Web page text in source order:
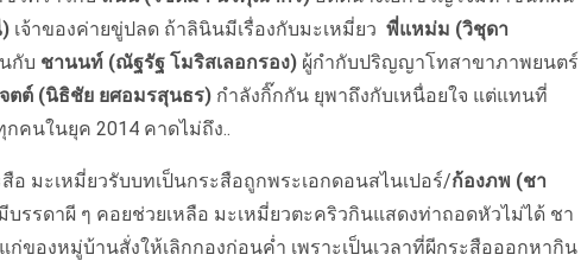
เจ้าของค่ายขู่ปลด ถ้าลินินมีเรื่องกับมะเหมี่ยวพี่แหม่ม (วิชุดา
กับ ชานนท์ (ณัฐรัฐ โมริสเลอกรอง) ผู้กำกับปริญญาโทสาขาภาพยนตร์
จตต์ (นิธิชัย ยศอมรสุนธร) กำลังกิ๊กกัน ยุพาถึงกับเหนื่อยใจ แต่แทนที่
กคนในยุค 2014 คาดไม่ถึง..
เหมี่ยวรับบทเป็นกระสือถูกพระเอกดอนสไนเปอร์/ก้องภพ (ชา
บรรดาผี ๆ คอยช่วยเหลือ มะเหมี่ยวตะคริวกินแสดงท่าถอดหัวไม่ได้ ชา
ก่ของหมู่บ้านสั่งให้เลิกกองก่อนค่ำ เพราะเป็นเวลาที่ผีกระสือออกหากิน